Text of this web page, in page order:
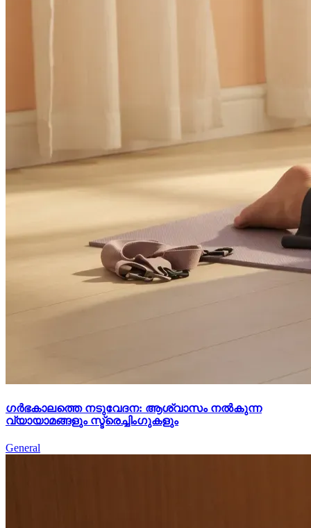
ഗർഭകാലത്തെ നടുവേദന: ആശ്വാസം നൽകുന്ന
വ്യായാമങ്ങളും സ്ട്രെച്ചിംഗുകളും
General